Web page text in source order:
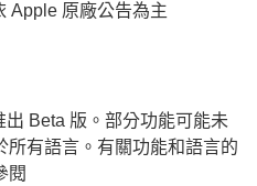
Apple 原廠公告為主
Beta 版。部分功能可能未
有語言。有關功能和語言的
閱